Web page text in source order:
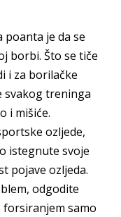
je da se
borbi. Što se tiče
i za borilačke
svakog treninga
i mišiće.
ozljede,
istegnute svoje
pojave ozljeda.
odgodite
samo